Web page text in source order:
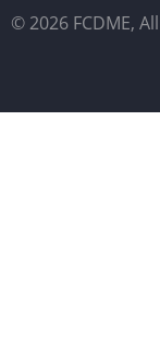
© 2026 FCDME,